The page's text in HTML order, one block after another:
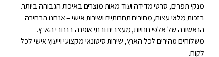
מנקי תפרים, סרטי מדידה ועוד מאות מוצרים באיכות הגבוהה ביותר.
בזכות מלאי עצום, מחירים תחרותיים ושירות אישי – אנחנו הבחירה
הראשונה של אלפי חנויות, מעצבים ובתי אופנה ברחבי הארץ.
משלוחים מהירים לכל הארץ, שירות סיטונאי מקצועי וייעוץ אישי לכל
לקוח.